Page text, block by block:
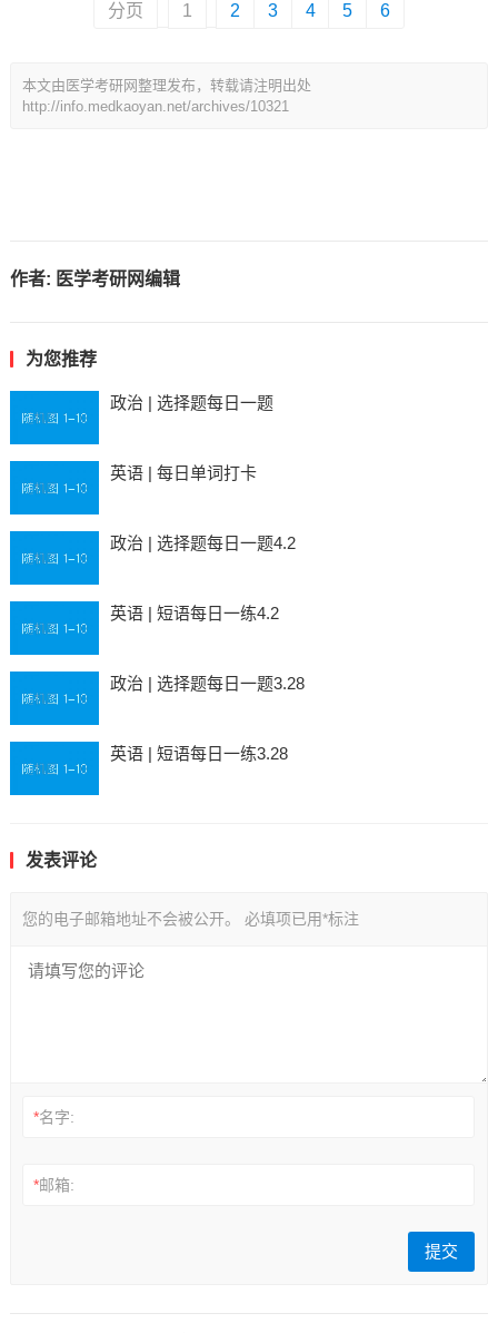
分页 1 2 3 4 5 6
本文由医学考研网整理发布，转载请注明出处
http://info.medkaoyan.net/archives/10321
作者: 医学考研网编辑
为您推荐
政治 | 选择题每日一题
英语 | 每日单词打卡
政治 | 选择题每日一题4.2
英语 | 短语每日一练4.2
政治 | 选择题每日一题3.28
英语 | 短语每日一练3.28
发表评论
您的电子邮箱地址不会被公开。 必填项已用*标注
*名字:
*邮箱: